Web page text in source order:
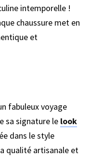
intemporelle !
chaussure met en
et
fabuleux voyage
sa signature le look
dans le style
qualité artisanale et